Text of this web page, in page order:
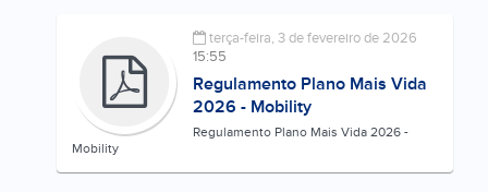
terça-feira, 3 de fevereiro de 2026
15:55
Regulamento Plano Mais Vida
2026 - Mobility
Regulamento Plano Mais Vida 2026 -
Mobility